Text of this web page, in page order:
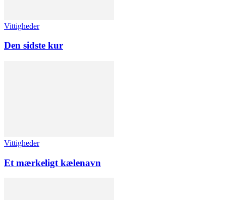
Vittigheder
Den sidste kur
Vittigheder
Et mærkeligt kælenavn